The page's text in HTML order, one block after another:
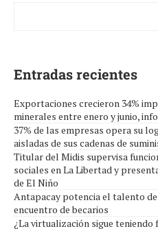
Entradas recientes
Exportaciones crecieron 34%
minerales entre enero y junio,
37% de las empresas opera su
aisladas de sus cadenas de
Titular del Midis supervisa
sociales en La Libertad y
de El Niño
Antapacay potencia el talento
encuentro de becarios
¿La virtualización sigue teniendo